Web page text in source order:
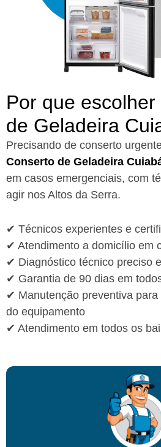
Por que
de Geladeira
Precisando de conserto
Conserto de Geladeira
em casos emergenciais, com
agir nos Altos da Serra.
✔ Técnicos experientes e
✔ Atendimento a domicílio em
✔ Diagnóstico técnico preciso
✔ Garantia de 90 dias em
✔ Manutenção preventiva
do equipamento
✔ Atendimento em todos os